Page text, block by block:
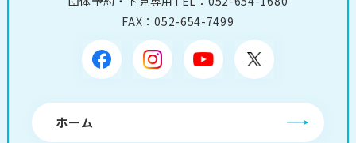
FAX：052-654-7499
ホーム